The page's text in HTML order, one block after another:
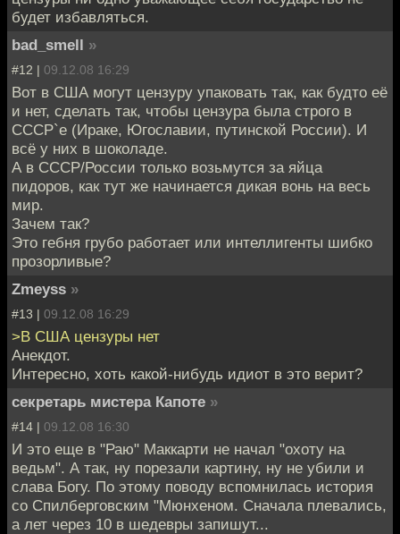
будет избавляться.
bad_smell »
#12 | 09.12.08 16:29
Вот в США могут цензуру упаковать так, как будто её
и нет, сделать так, чтобы цензура была строго в
СССР`е (Ираке, Югославии, путинской России). И
всё у них в шоколаде.
А в СССР/России только возьмутся за яйца
пидоров, как тут же начинается дикая вонь на весь
мир.
Зачем так?
Это гебня грубо работает или интеллигенты шибко
прозорливые?
Zmeyss »
#13 | 09.12.08 16:29
>В США цензуры нет
Анекдот.
Интересно, хоть какой-нибудь идиот в это верит?
секретарь мистера Капоте »
#14 | 09.12.08 16:30
И это еще в "Раю" Маккарти не начал "охоту на
ведьм". А так, ну порезали картину, ну не убили и
слава Богу. По этому поводу вспомнилась история
со Спилберговским "Мюнхеном. Сначала плевались,
а лет через 10 в шедевры запишут...